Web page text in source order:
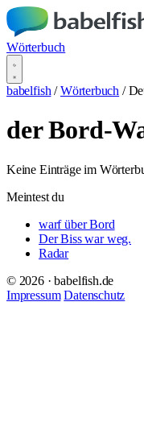
Wörterbuch
babelfish / Wörterbuch /
der Bord-
Keine Einträge im
Meintest du
warf über Bord
Der Biss war weg.
Radar
© 2026 · babelfish.de
Impressum Datenschutz